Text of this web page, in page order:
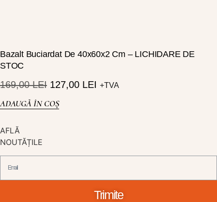
Bazalt Buciardat De 40x60x2 Cm – LICHIDARE DE
STOC
169,00LEI 127,00 LEI +TVA
ADAUGĂ ÎN COȘ
AFLĂ
NOUTĂȚILE
Trimite